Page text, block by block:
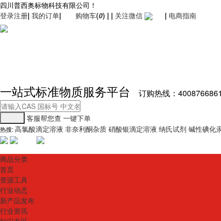
四川普西奥标物科技有限公司！
登录注册| 我的订单| 购物车(0) | | 关注微信 | 电商指南
一站式标准物质服务平台 订购热线：4008766861
客服帮您查 一键下单
热搜:高氯酸滴定溶液 非奈利酮杂质 硝酸银滴定溶液 纳氏试剂 碱性碘化
商品分类
首页
资源工具
行业动态
新产品发布
行业资讯